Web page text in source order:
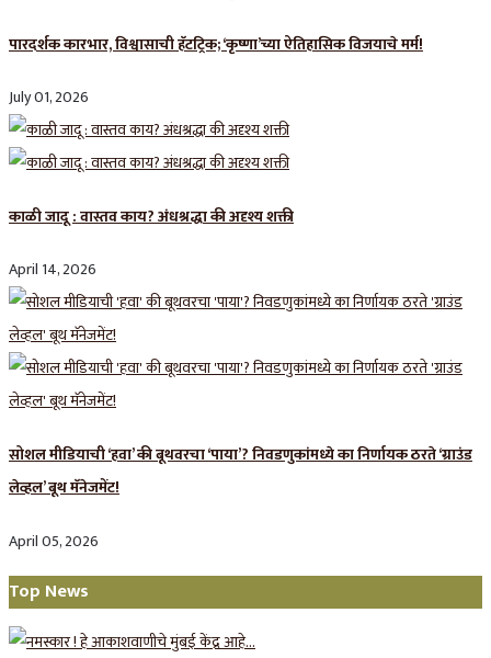
पारदर्शक कारभार, विश्वासाची हॅटट्रिक; ‘कृष्णा’च्या ऐतिहासिक विजयाचे मर्म!
July 01, 2026
काळी जादू : वास्तव काय? अंधश्रद्धा की अदृश्य शक्ती
April 14, 2026
सोशल मीडियाची ‘हवा’ की बूथवरचा ‘पाया’? निवडणुकांमध्ये का निर्णायक ठरते ‘ग्राउंड
लेव्हल’ बूथ मॅनेजमेंट!
April 05, 2026
Top News